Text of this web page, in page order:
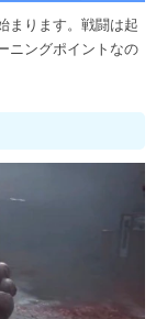
まります。戦闘は起
ニングポイントなの